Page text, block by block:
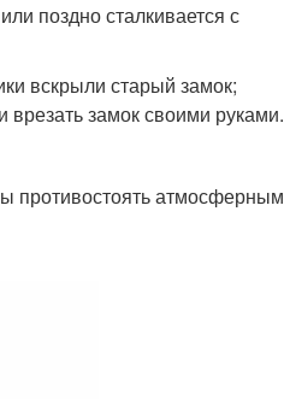
поздно сталкивается с
вскрыли старый замок;
замок своими руками.
противостоять атмосферным